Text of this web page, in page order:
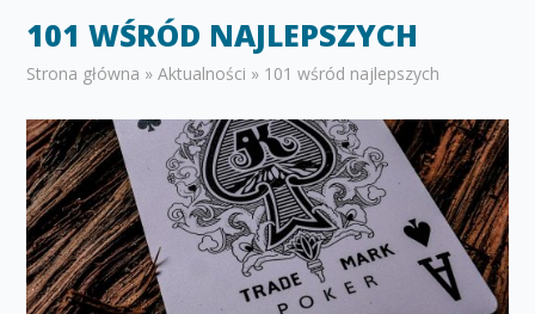
101 WŚRÓD NAJLEPSZYCH
Strona główna »Aktualności » 101 wśród najlepszych